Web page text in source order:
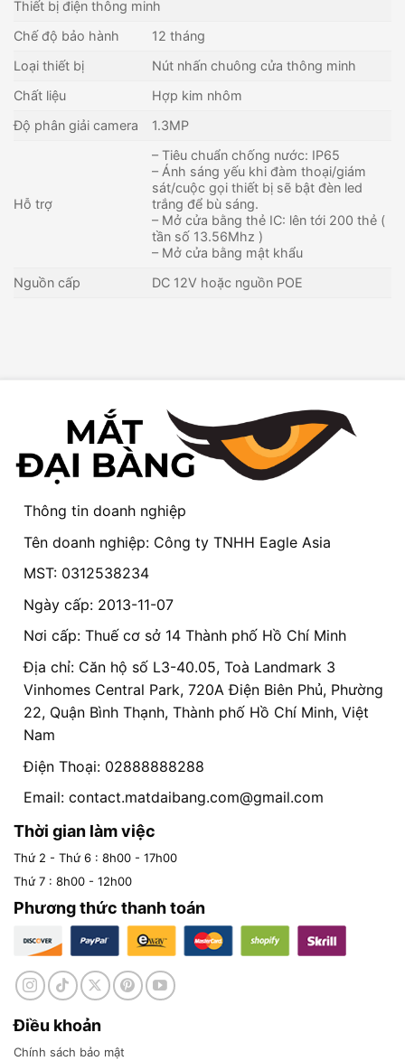
Thiết bị điện thông minh
Chế độ bảo hành
12 tháng
Loại thiết bị
Nút nhấn chuông cửa thông minh
Chất liệu
Hợp kim nhôm
Độ phân giải camera
1.3MP
Hỗ trợ
– Tiêu chuẩn chống nước: IP65
– Ánh sáng yếu khi đàm thoại/giám
sát/cuộc gọi thiết bị sẽ bật đèn led
trắng để bù sáng.
– Mở cửa bằng thẻ IC: lên tới 200 thẻ (
tần số 13.56Mhz )
– Mở cửa bằng mật khẩu
Nguồn cấp
DC 12V hoặc nguồn POE
Thông tin doanh nghiệp
Tên doanh nghiệp: Công ty TNHH Eagle Asia
MST: 0312538234
Ngày cấp: 2013-11-07
Nơi cấp: Thuế cơ sở 14 Thành phố Hồ Chí Minh
Địa chỉ: Căn hộ số L3-40.05, Toà Landmark 3
Vinhomes Central Park, 720A Điện Biên Phủ, Phường
22, Quận Bình Thạnh, Thành phố Hồ Chí Minh, Việt
Nam
Điện Thoại: 02888888288
Email: contact.matdaibang.com@gmail.com
Thời gian làm việc
Thứ 2 - Thứ 6 : 8h00 - 17h00
Thứ 7 : 8h00 - 12h00
Phương thức thanh toán
Điều khoản
Chính sách bảo mật